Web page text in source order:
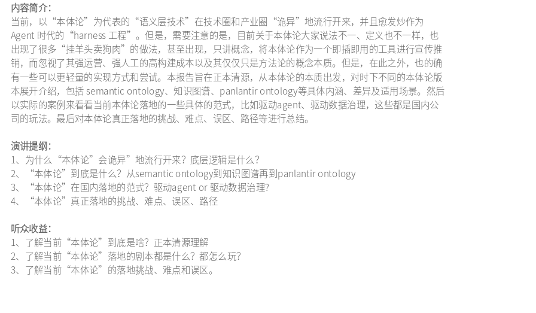
内容简介：
当前，以“本体论”为代表的“语义层技术”在技术圈和产业圈“诡异”地流行开来，并且愈发炒作为
Agent 时代的“harness 工程”。但是，需要注意的是，目前关于本体论大家说法不一、定义也不一样，也
出现了很多“挂羊头卖狗肉”的做法，甚至出现，只讲概念，将本体论作为一个即插即用的工具进行宣传推
销，而忽视了其强运营、强人工的高构建成本以及其仅仅只是方法论的概念本质。但是，在此之外，也的确
有一些可以更轻量的实现方式和尝试。本报告旨在正本清源，从本体论的本质出发，对时下不同的本体论版
本展开介绍，包括 semantic ontology、知识图谱、panlantir ontology等具体内涵、差异及适用场景。然后
以实际的案例来看看当前本体论落地的一些具体的范式，比如驱动agent、驱动数据治理，这些都是国内公
司的玩法。最后对本体论真正落地的挑战、难点、误区、路径等进行总结。
演讲提纲：
1、为什么“本体论”会诡异”地流行开来？底层逻辑是什么？
2、“本体论”到底是什么？从semantic ontology到知识图谱再到panlantir ontology
3、“本体论”在国内落地的范式？驱动agent or 驱动数据治理?
4、“本体论”真正落地的挑战、难点、误区、路径
听众收益：
1、了解当前“本体论”到底是啥？正本清源理解
2、了解当前“本体论”落地的剧本都是什么？都怎么玩？
3、了解当前“本体论”的落地挑战、难点和误区。